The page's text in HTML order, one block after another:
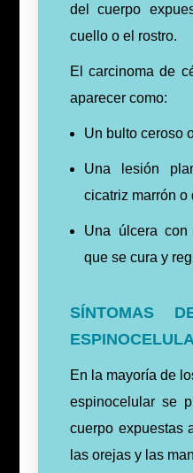
del cuerpo
cuello o el rostro.
El carcinoma de
aparecer como:
Un bulto ceroso
Una lesión
cicatriz marrón o
Una úlcera con
que se cura y
SÍNTOMAS
En la mayoría de
espinocelular se
cuerpo expuestas
las orejas y las